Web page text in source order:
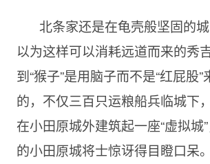
北条家还是在龟壳般坚固的城
以为这样可以消耗远道而来的秀
到“猴子”是用脑子而不是“红屁股
的，不仅三百只运粮船兵临城下
在小田原城外建筑起一座“虚拟城
的小田原城将士惊讶得目瞪口呆